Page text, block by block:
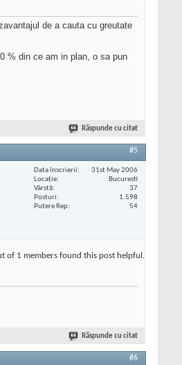
de a cauta cu greutate
% din ce am in plan, o sa pun
Răspunde cu citat
#5
Data înscrierii
31st May 2006
Locaţie
Bucuresti
Vârstă
37
Posturi
1.598
Putere Rep
54
of 1 members found this post helpful.
Răspunde cu citat
#6